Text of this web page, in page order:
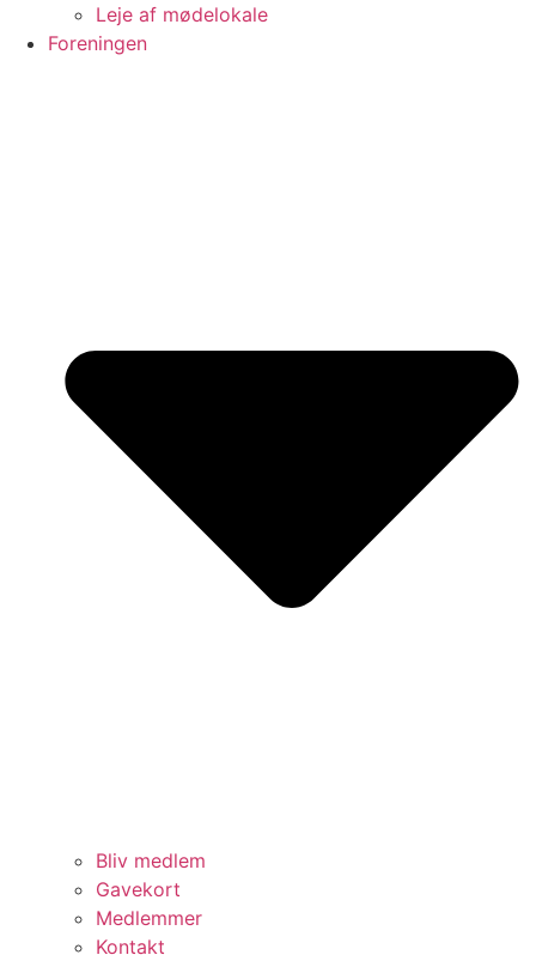
Leje af mødelokale
Foreningen
Bliv medlem
Gavekort
Medlemmer
Kontakt